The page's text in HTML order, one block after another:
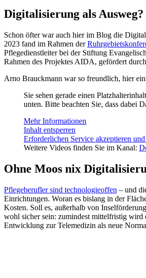
Digitalisierung als Ausweg?
Schon öfter war auch hier im Blog die
2023 fand im Rahmen der
Pflegedienstleiter bei der Stiftung
Rahmen des Projektes AIDA, gefördert durch
Arno Brauckmann war so freundlich, hier
Sie sehen gerade einen
unten. Bitte beachten Sie, dass dabei
Mehr Informationen
Inhalt entsperren
Erforderlichen Service akzeptieren
Weitere Videos finden Sie im Kanal:
Ohne Moos nix
Pflegeberufler sind technologieoffen – und
Einrichtungen. Woran es bislang in der
Kosten. Soll es, außerhalb von
wohl sicher sein: zumindest mittelfristig wird
Entwicklung zur Telemedizin als neue